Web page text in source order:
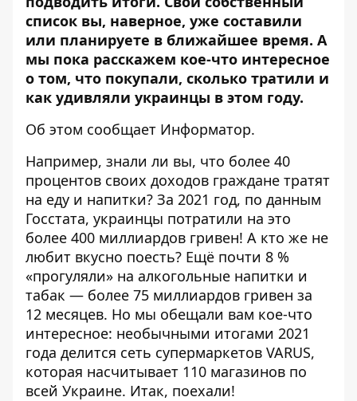
список вы, наверное, уже составили
или планируете в ближайшее время. А
мы пока расскажем кое-что интересное
о том, что покупали, сколько тратили и
как удивляли украинцы в этом году.
Об этом сообщает Информатор.
Например, знали ли вы, что более 40
процентов своих доходов граждане тратят
на еду и напитки? За 2021 год, по данным
Госстата, украинцы потратили на это
более 400 миллиардов гривен! А кто же не
любит вкусно поесть? Ещё почти 8 %
«прогуляли» на алкогольные напитки и
табак — более 75 миллиардов гривен за
12 месяцев. Но мы обещали вам кое-что
интересное: необычными итогами 2021
года делится сеть супермаркетов VARUS,
которая насчитывает 110 магазинов по
всей Украине. Итак, поехали!